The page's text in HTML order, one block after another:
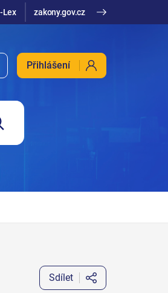
Lex zakony.gov.cz
Přihlášení
Sdílet